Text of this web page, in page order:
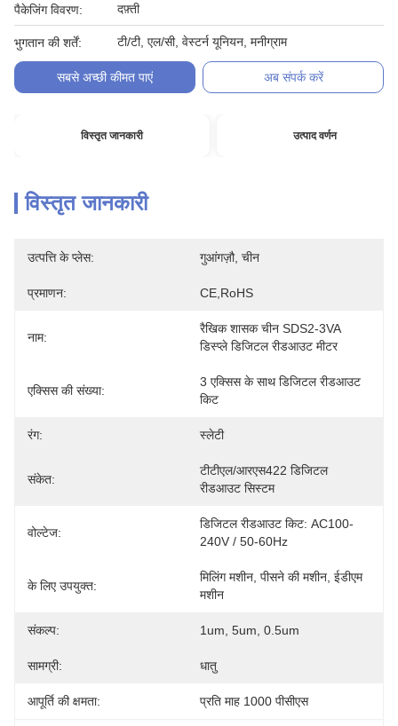
पैकेजिंग विवरण: दफ़्ती
भुगतान की शर्तें: टी/टी, एल/सी, वेस्टर्न यूनियन, मनीग्राम
सबसे अच्छी कीमत पाएं अब संपर्क करें
विस्तृत जानकारी उत्पाद वर्णन
विस्तृत जानकारी
उत्पत्ति के प्लेस: गुआंगज़ौ, चीन
प्रमाणन: CE,RoHS
नाम:
रैखिक शासक चीन SDS2-3VA
डिस्प्ले डिजिटल रीडआउट मीटर
एक्सिस की संख्या:
3 एक्सिस के साथ डिजिटल रीडआउट
किट
रंग: स्लेटी
संकेत:
टीटीएल/आरएस422 डिजिटल
रीडआउट सिस्टम
वोल्टेज:
डिजिटल रीडआउट किट: AC100-
240V / 50-60Hz
के लिए उपयुक्त:
मिलिंग मशीन, पीसने की मशीन, ईडीएम
मशीन
संकल्प: 1um, 5um, 0.5um
सामग्री: धातु
आपूर्ति की क्षमता: प्रति माह 1000 पीसीएस